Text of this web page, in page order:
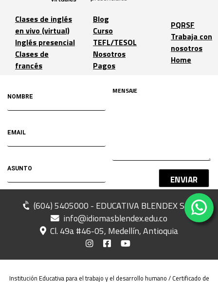
Clases de inglés
en vivo (virtual)
Inglés presencial
Clases de
francés
Blog
Curso
TEFL/TESOL
Nosotros
Pagos
PQRSF
Trabaja con
nosotros
Home
(604) 5405000 - EDUCATIVA BLENDEX SAS
info@idiomasblendex.edu.co
Cl. 49a #46-05, Medellín, Antioquia
ENVIAR
Institución Educativa para el trabajo y el desarrollo humano / Certificado de